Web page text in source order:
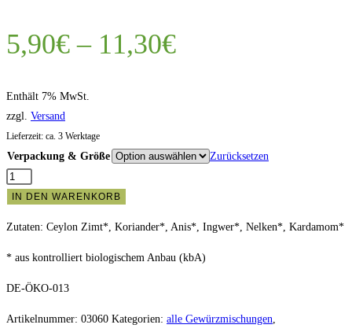
5,90€ – 11,30€Preisspanne:
Enthält 7% MwSt.
zzgl. Versand
Lieferzeit: ca. 3 Werktage
Verpackung & Größe
Zurücksetzen
Bio
Lebkuchengewürz
IN DEN WARENKORB
Zutaten: Ceylon Zimt*, Koriander*, Anis*, Ingwer*, Nelken*, Kardamom*
* aus kontrolliert biologischem Anbau (kbA)
DE-ÖKO-013
Artikelnummer: 03060 Kategorien: alle Gewürzmischungen,